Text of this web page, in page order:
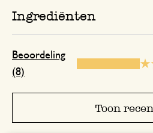
Ingrediënten
Beoordeling
(8)
Toon
14 januari